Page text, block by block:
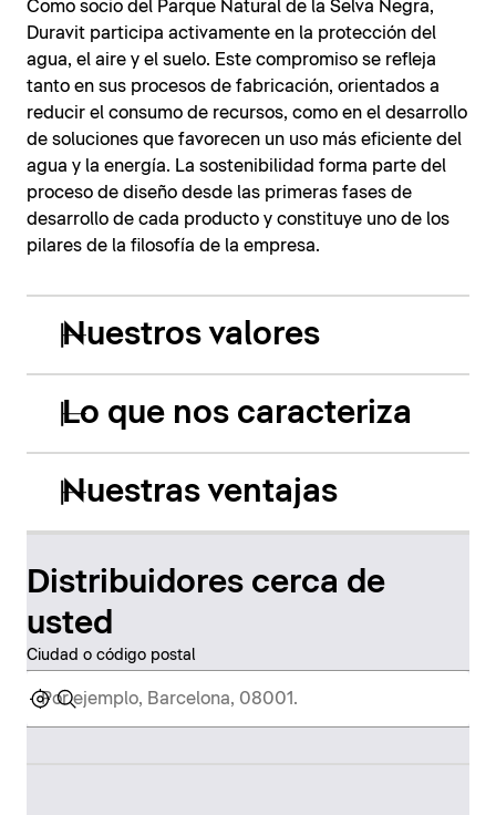
Como socio del Parque Natural de la Selva Negra,
Duravit participa activamente en la protección del
agua, el aire y el suelo. Este compromiso se refleja
tanto en sus procesos de fabricación, orientados a
reducir el consumo de recursos, como en el desarrollo
de soluciones que favorecen un uso más eficiente del
agua y la energía. La sostenibilidad forma parte del
proceso de diseño desde las primeras fases de
desarrollo de cada producto y constituye uno de los
pilares de la filosofía de la empresa.
Nuestros valores
Lo que nos caracteriza
Nuestras ventajas
Distribuidores cerca de
usted
Ciudad o código postal